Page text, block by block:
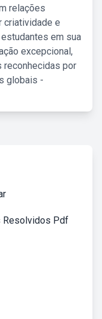
relações
criatividade e
em sua
excepcional,
reconhecidas por
globais -
Resolvidos Pdf